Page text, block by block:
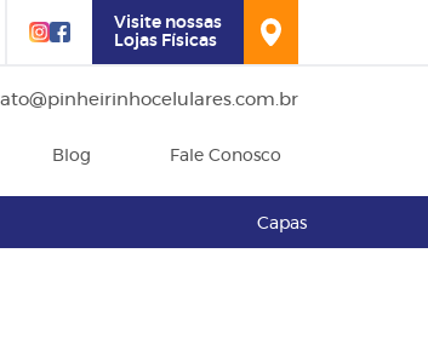
Visite nossas
Lojas Físicas
Blog Fale Conosco
Capas